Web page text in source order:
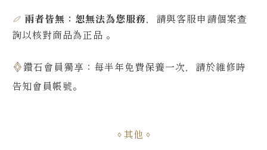
兩者皆無：恕無法為您服務，請與客服申請個案查
詢以核對商品為正品 。
鑽石會員獨享：每半年免費保養一次，請於維修時
告知會員帳號。
其他